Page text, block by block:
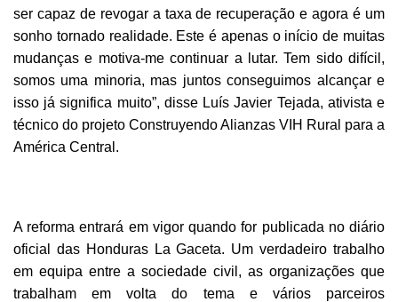
ser capaz de revogar a taxa de recuperação e agora é um
sonho tornado realidade. Este é apenas o início de muitas
mudanças e motiva-me continuar a lutar. Tem sido difícil,
somos uma minoria, mas juntos conseguimos alcançar e
isso já significa muito”, disse Luís Javier Tejada, ativista e
técnico do projeto Construyendo Alianzas VIH Rural para a
América Central.
A reforma entrará em vigor quando for publicada no diário
oficial das Honduras La Gaceta. Um verdadeiro trabalho
em equipa entre a sociedade civil, as organizações que
trabalham em volta do tema e vários parceiros